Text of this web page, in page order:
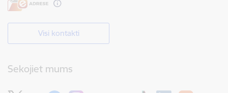
Visi kontakti
Sekojiet mums